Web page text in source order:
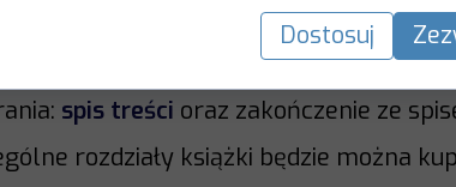
spis treści oraz zakończenie ze
rozdziały książki będzie można
Dostosuj